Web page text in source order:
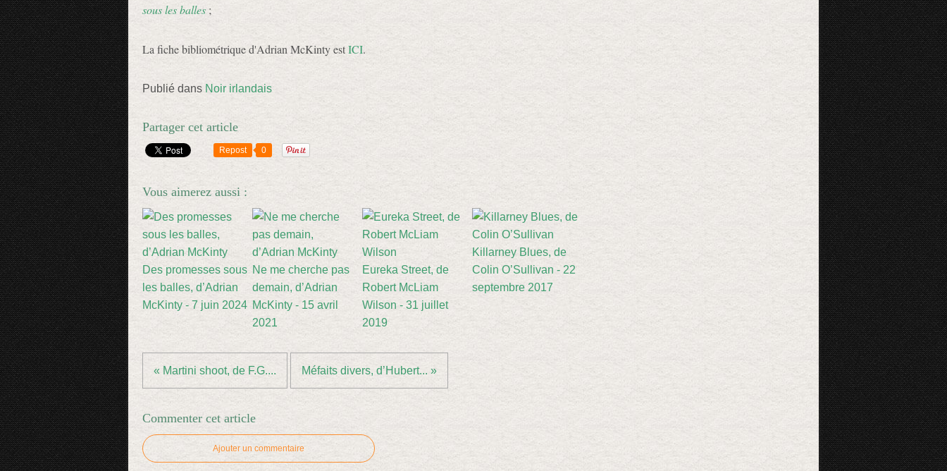
sous les balles ;
La fiche bibliométrique d'Adrian McKinty estICI.
Publié dans Noir irlandais
Partager cet article
Repost 0
Vous aimerez aussi :
Des promesses sous
les balles, d’Adrian
McKinty - 7 juin 2024
Ne me cherche pas
demain, d’Adrian
McKinty - 15 avril
2021
Eureka Street, de
Robert McLiam
Wilson - 31 juillet
2019
Killarney Blues, de
Colin O’Sullivan - 22
septembre 2017
« Martini shoot, de F.G.... Méfaits divers, d’Hubert... »
Commenter cet article
Ajouter un commentaire